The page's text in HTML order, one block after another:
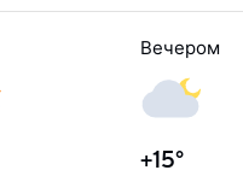
Вечером
+15°